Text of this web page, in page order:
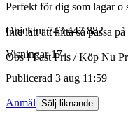
Perfekt för dig som lagar o
Inte lätt att hitta så passa på
Obs ! Fast Pris / Köp Nu
Objektnr 743 447 882
Visningar 17
Publicerad 3 aug 11:59
Anmäl Sälj liknande